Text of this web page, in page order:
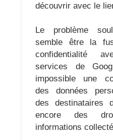
découvrir avec le
Le problème
semble être la
confidentialité
services de
impossible une
des données
des destinataires
encore des
informations